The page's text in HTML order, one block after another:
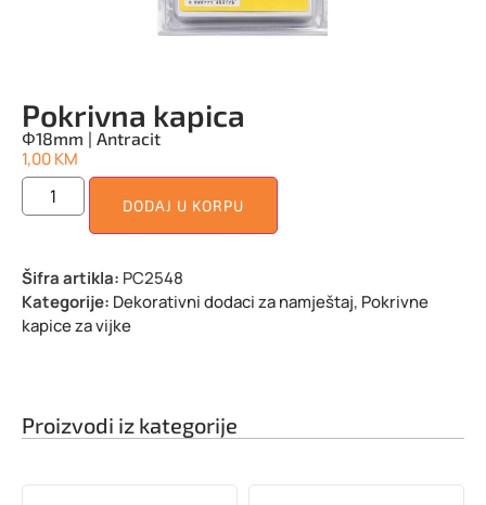
Pokrivna kapica
Φ18mm | Antracit
1,00KM
DODAJ U KORPU
Šifra artikla: PC2548
Kategorije: Dekorativni dodaci za namještaj, Pokrivne
kapice za vijke
Proizvodi iz kategorije